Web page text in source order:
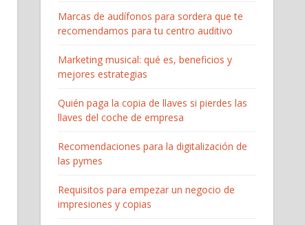
Marcas de audífonos para sordera que te
recomendamos para tu centro auditivo
Marketing musical: qué es, beneficios y
mejores estrategias
Quién paga la copia de llaves si pierdes las
llaves del coche de empresa
Recomendaciones para la digitalización de
las pymes
Requisitos para empezar un negocio de
impresiones y copias